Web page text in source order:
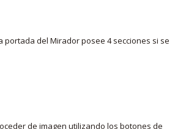
del Mirador posee 4 secciones si se
de imagen utilizando los botones de